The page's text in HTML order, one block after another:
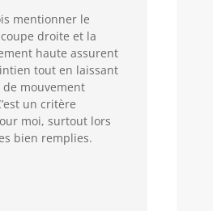
mentionner le
droite et la
haute assurent
tout en laissant
mouvement
un critère
moi, surtout lors
bien remplies.